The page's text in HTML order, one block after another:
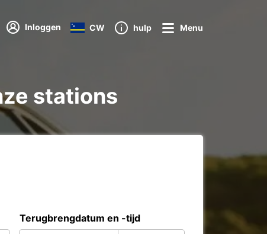
Inloggen CW hulp Menu
stations
Terugbrengdatum en -tijd